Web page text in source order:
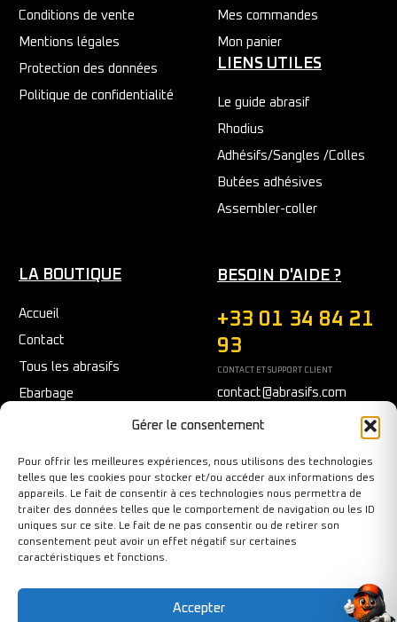
Gérer le consentement
Pour offrir les meilleures expériences, nous utilisons des technologies
telles que les cookies pour stocker et/ou accéder aux informations des
appareils. Le fait de consentir à ces technologies nous permettra de
traiter des données telles que le comportement de navigation ou les ID
uniques sur ce site. Le fait de ne pas consentir ou de retirer son
consentement peut avoir un effet négatif sur certaines
caractéristiques et fonctions.
Accepter
Conditions de vente
Mentions légales
Protection des données
Politique de confidentialité
Mes commandes
Mon panier
LIENS UTILES
Le guide abrasif
Rhodius
Adhésifs/Sangles /Colles
Butées adhésives
Assembler-coller
LA BOUTIQUE
Accueil
Contact
Tous les abrasifs
Ebarbage
Nettoyage
Outils diamantés
Ponçage
Sécurité au travail
BESOIN D'AIDE ?
+33 01 34 84 21
93
CONTACT ET SUPPORT CLIENT
contact@abrasifs.com
Du Lundi au Vendredi